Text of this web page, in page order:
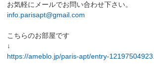
お気軽にメールでお問い合わせ下さい。
info.parisapt@gmail.com
こちらのお部屋です
↓
https://ameblo.jp/paris-apt/entry-